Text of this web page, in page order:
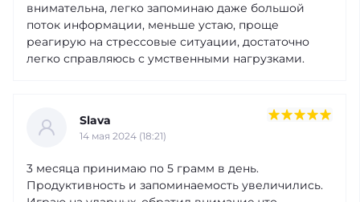
внимательна, легко запоминаю даже большой
поток информации, меньше устаю, проще
реагирую на стрессовые ситуации, достаточно
легко справляюсь с умственными нагрузками.
Slava
14 мая 2024 (18:21)
3 месяца принимаю по 5 грамм в день.
Продуктивность и запоминаемость увеличились.